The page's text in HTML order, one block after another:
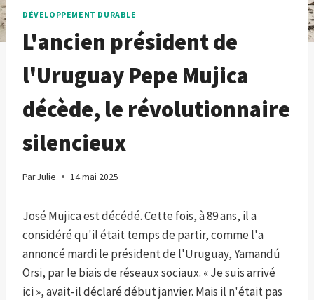
DÉVELOPPEMENT DURABLE
L'ancien président de
l'Uruguay Pepe Mujica
décède, le révolutionnaire
silencieux
ParJulie 14 mai 2025
José Mujica est décédé. Cette fois, à 89 ans, il a
considéré qu'il était temps de partir, comme l'a
annoncé mardi le président de l'Uruguay, Yamandú
Orsi, par le biais de réseaux sociaux. « Je suis arrivé
ici », avait-il déclaré début janvier. Mais il n'était pas